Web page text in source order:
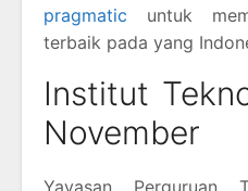
pragmatic untuk
terbaik pada yang
Institut
November
Yayasan Perguruan